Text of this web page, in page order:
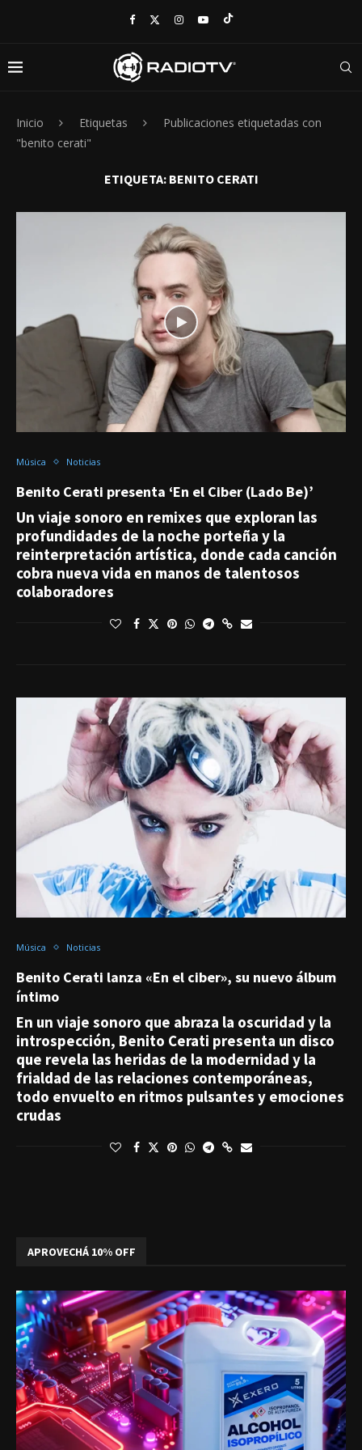
Inicio Etiquetas
Publicaciones etiquetadas con
"benito cerati"
ETIQUETA: BENITO CERATI
Música Noticias
Benito Cerati presenta ‘En el Ciber (Lado Be)’
Un viaje sonoro en remixes que exploran las
profundidades de la noche porteña y la
reinterpretación artística, donde cada canción
cobra nueva vida en manos de talentosos
colaboradores
Música Noticias
Benito Cerati lanza «En el ciber», su nuevo álbum
íntimo
En un viaje sonoro que abraza la oscuridad y la
introspección, Benito Cerati presenta un disco
que revela las heridas de la modernidad y la
frialdad de las relaciones contemporáneas,
todo envuelto en ritmos pulsantes y emociones
crudas
APROVECHÁ 10% OFF